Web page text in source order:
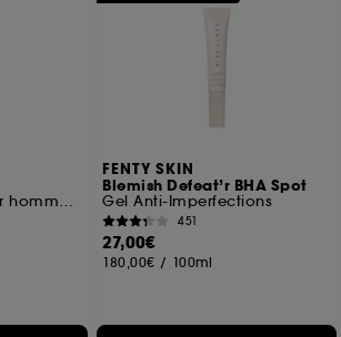
Lotion tonique pour homme à l'extrait de cactus
FENTY SKIN
Blemish Defeat’r BHA Spot
Gel Anti-Imperfections
451
27,00€
180,00€ / 100ml